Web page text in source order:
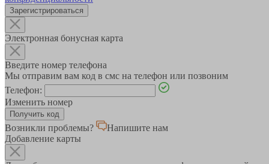
Зарегистрироваться
Электронная бонусная карта
Введите номер телефона
Мы отправим вам код в смс на телефон или позвоним
Телефон:
Изменить номер
Возникли проблемы?
Напишите нам
Добавление карты